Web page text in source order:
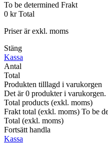
To be determined Frakt
0 kr Total
Priser är exkl. moms
Stäng
Kassa
Antal
Total
Produkten tilllagd i varukorgen
Det är0 produkter i varukorgen.
Total products (exkl. moms)
Frakt total (exkl. moms) To be
Total (exkl. moms)
Fortsätt handla
Kassa